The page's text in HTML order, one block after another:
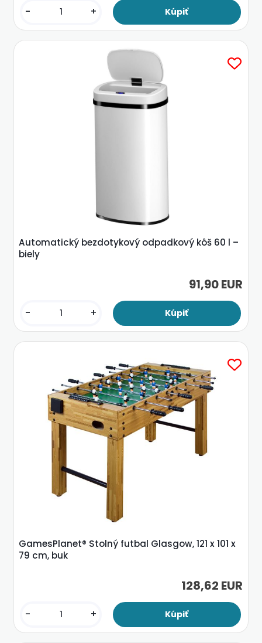
- +
Automatický bezdotykový odpadkový kôš 60 l –
biely
91,90 EUR
- +
GamesPlanet® Stolný futbal Glasgow, 121 x 101 x
79 cm, buk
128,62 EUR
- +